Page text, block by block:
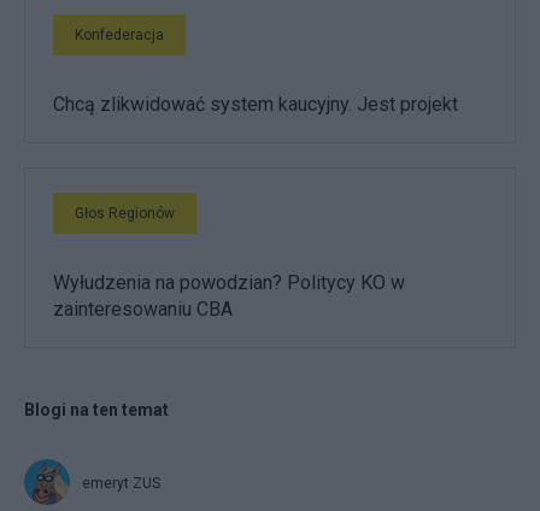
Konfederacja
Chcą zlikwidować system kaucyjny. Jest projekt
Głos Regionów
Wyłudzenia na powodzian? Politycy KO w
zainteresowaniu CBA
Blogi na ten temat
emeryt ZUS